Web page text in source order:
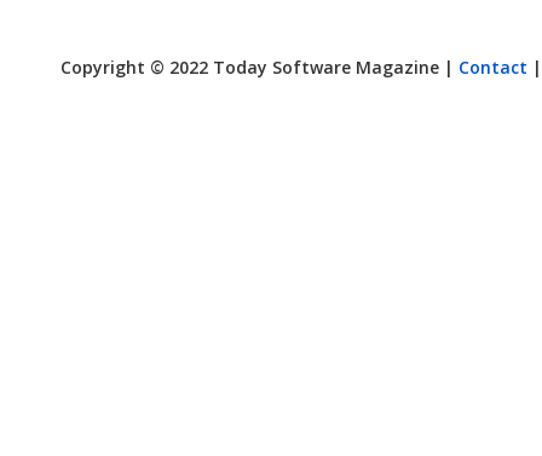
Copyright © 2022 Today Software Magazine | Contact